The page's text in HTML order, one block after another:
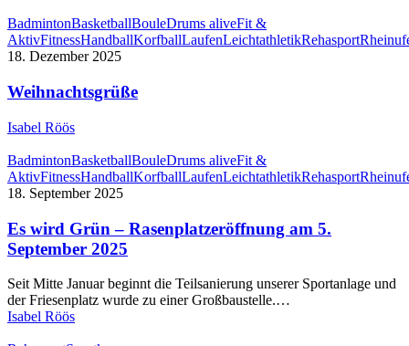
BadmintonBasketballBouleDrums aliveFit &
AktivFitnessHandballKorfballLaufenLeichtathletikRehasport
18. Dezember 2025
Weihnachtsgrüße
Isabel Röös
BadmintonBasketballBouleDrums aliveFit &
AktivFitnessHandballKorfballLaufenLeichtathletikRehasport
18. September 2025
Es wird Grün – Rasenplatzeröffnung am 5.
September 2025
Seit Mitte Januar beginnt die Teilsanierung unserer Sportanlage und
der Friesenplatz wurde zu einer Großbaustelle.…
Isabel Röös